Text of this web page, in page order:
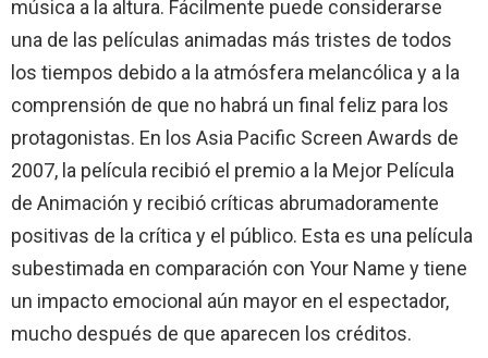
música a la altura. Fácilmente puede considerarse
una de las películas animadas más tristes de todos
los tiempos debido a la atmósfera melancólica y a la
comprensión de que no habrá un final feliz para los
protagonistas. En los Asia Pacific Screen Awards de
2007, la película recibió el premio a la Mejor Película
de Animación y recibió críticas abrumadoramente
positivas de la crítica y el público. Esta es una película
subestimada en comparación con Your Name y tiene
un impacto emocional aún mayor en el espectador,
mucho después de que aparecen los créditos.